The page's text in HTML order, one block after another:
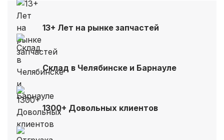
13+ Лет на рынке запчастей
Склад в Челябинске и Барнауле
1300+ Довольных клиентов